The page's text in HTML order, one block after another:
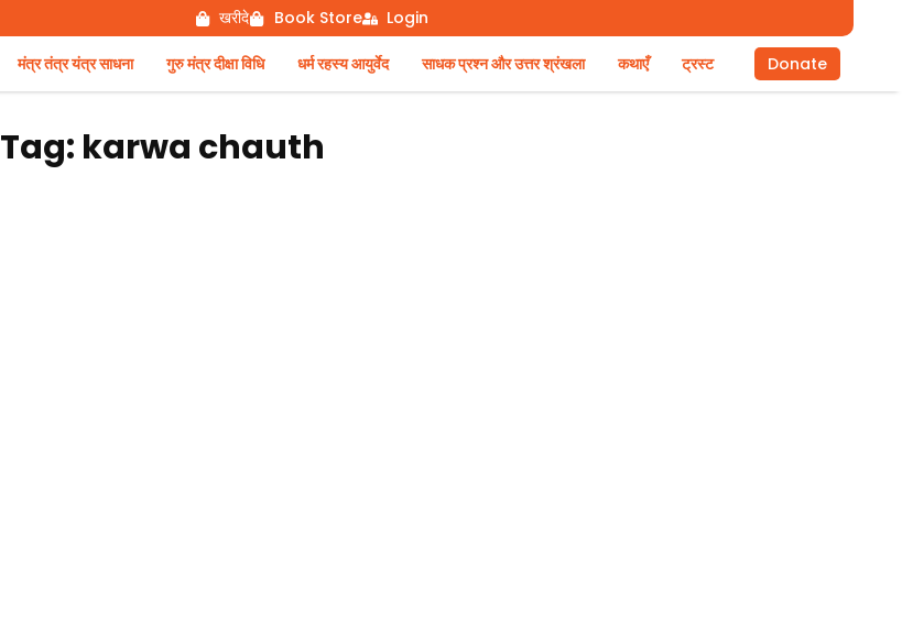
खरीदे Book Store Login
मंत्र तंत्र यंत्र साधना गुरु मंत्र दीक्षा विधि धर्म रहस्य आयुर्वेद साधक प्रश्न और उत्तर श्रंखला कथाएँ ट्रस्ट Donate
Tag: karwa chauth